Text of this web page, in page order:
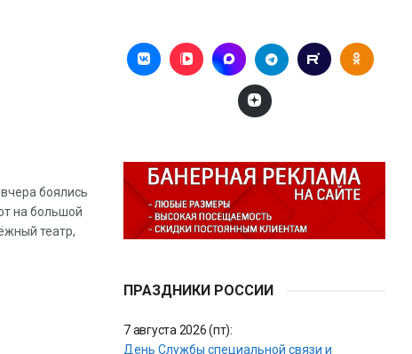
боялись
на большой
театр,
ПРАЗДНИКИ РОССИИ
7 августа 2026 (пт):
День Службы специальной связи и